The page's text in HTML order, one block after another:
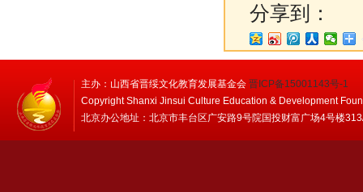
分享到：
主办：山西省晋绥文化教育发展基金会 晋ICP备15001143号-1
Copyright Shanxi Jinsui Culture Education & Development
北京办公地址：北京市丰台区广安路9号院国投财富广场4号楼